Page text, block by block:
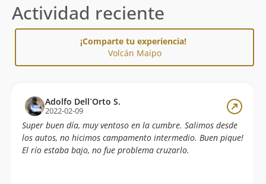
Actividad reciente
¡Comparte tu experiencia!
Volcán Maipo
Adolfo Dell´Orto S.
2022-02-09
Super buen día, muy ventoso en la cumbre. Salimos desde
los autos, no hicimos campamento intermedio. Buen pique!
El río estaba bajo, no fue problema cruzarlo.